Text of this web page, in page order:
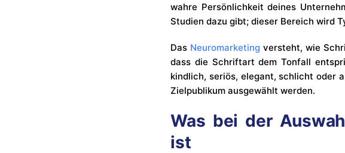
wahre Persönlichkeit deines
Studien dazu gibt; dieser Bereich wird
Das Neuromarketing versteht, wie
dass die Schriftart dem Tonfall
kindlich, seriös, elegant, schlicht oder
Zielpublikum ausgewählt werden.
Was bei der
ist